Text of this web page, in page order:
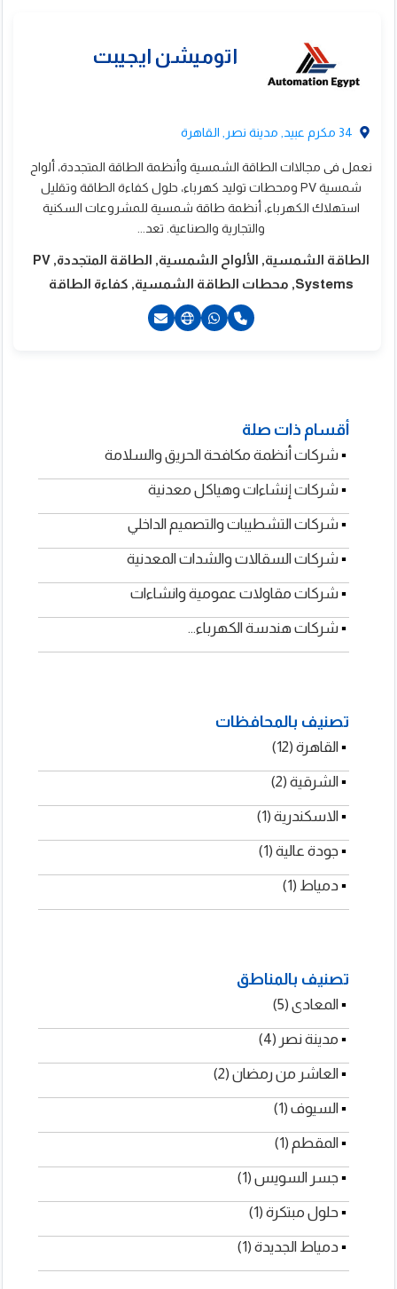
ميكاسول
والمقاولات
الميكانيكية
لأنظمة التحكم
نعمل فى مجالاات الطاقة الشمسية وأنظمة الطاقة المتجددة، ألواح
شمسية PV ومحطات توليد كهرباء، حلول كفاءة الطاقة وتقليل
استهلاك الكهرباء، أنظمة طاقة شمسية للمشروعات السكنية
والتجارية والصناعية. تعد...
الطاقة الشمسية, الألواح الشمسية, الطاقة المتجددة, PV
Systems, محطات الطاقة الشمسية, كفاءة الطاقة
أقسام ذات صلة
▪
شركات أنظمة مكافحة الحريق والسلامة
▪
شركات إنشاءات وهياكل معدنية
▪
شركات التشطيبات والتصميم الداخلي
▪
شركات السقالات والشدات المعدنية
▪
شركات مقاولات عمومية وانشاءات
▪
تصنيف بالمحافظات
▪
القاهرة (12)
▪
الشرقية (2)
▪
الاسكندرية (1)
▪
جودة عالية (1)
▪
تصنيف بالمناطق
▪
المعادى (5)
▪
مدينة نصر (4)
▪
العاشر من رمضان (2)
▪
السيوف (1)
▪
المقطم (1)
▪
جسر السويس (1)
▪
حلول مبتكرة (1)
▪